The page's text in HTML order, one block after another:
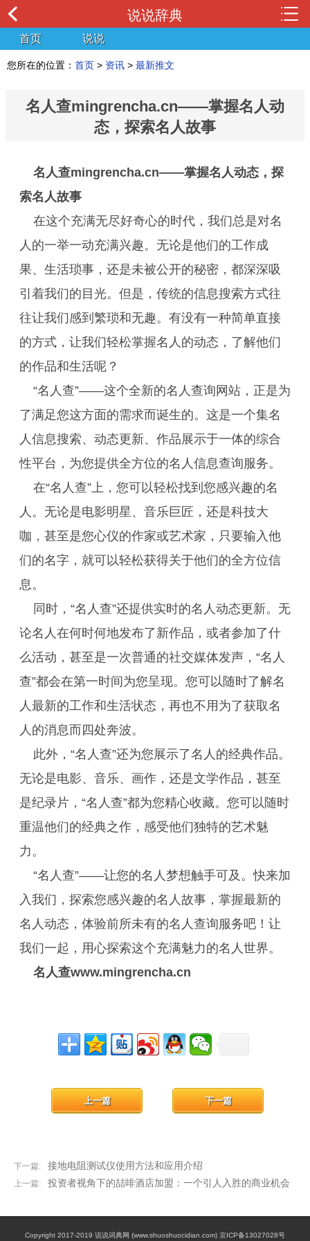
说说辞典
首页 说说
您所在的位置： 首页 > 资讯 > 最新推文
名人查mingrencha.cn——掌握名人动
态，探索名人故事
名人查mingrencha.cn——掌握名人动态，探
索名人故事
在这个充满无尽好奇心的时代，我们总是对名
人的一举一动充满兴趣。无论是他们的工作成
果、生活琐事，还是未被公开的秘密，都深深吸
引着我们的目光。但是，传统的信息搜索方式往
往让我们感到繁琐和无趣。有没有一种简单直接
的方式，让我们轻松掌握名人的动态，了解他们
的作品和生活呢？
“名人查”——这个全新的名人查询网站，正是为
了满足您这方面的需求而诞生的。这是一个集名
人信息搜索、动态更新、作品展示于一体的综合
性平台，为您提供全方位的名人信息查询服务。
在“名人查”上，您可以轻松找到您感兴趣的名
人。无论是电影明星、音乐巨匠，还是科技大
咖，甚至是您心仪的作家或艺术家，只要输入他
们的名字，就可以轻松获得关于他们的全方位信
息。
同时，“名人查”还提供实时的名人动态更新。无
论名人在何时何地发布了新作品，或者参加了什
么活动，甚至是一次普通的社交媒体发声，“名人
查”都会在第一时间为您呈现。您可以随时了解名
人最新的工作和生活状态，再也不用为了获取名
人的消息而四处奔波。
此外，“名人查”还为您展示了名人的经典作品。
无论是电影、音乐、画作，还是文学作品，甚至
是纪录片，“名人查”都为您精心收藏。您可以随时
重温他们的经典之作，感受他们独特的艺术魅
力。
“名人查”——让您的名人梦想触手可及。快来加
入我们，探索您感兴趣的名人故事，掌握最新的
名人动态，体验前所未有的名人查询服务吧！让
我们一起，用心探索这个充满魅力的名人世界。
名人查www.mingrencha.cn
下一篇: 接地电阻测试仪使用方法和应用介绍
下一篇
上一篇: 投资者视角下的喆啡酒店加盟：一个引人入胜的商业机会
上一篇
Copyright 2017-2019 说说词典网 (www.shuoshuocidian.com) 京ICP备13027028号